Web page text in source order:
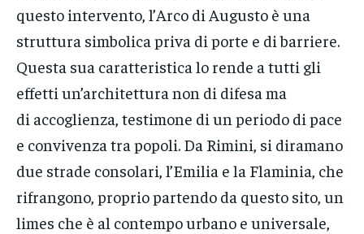
questo intervento, l’Arco di Augusto è una
struttura simbolica priva di porte e di barriere.
Questa sua caratteristica lo rende a tutti gli
effetti un’architettura non di difesa ma
di accoglienza, testimone di un periodo di pace
e convivenza tra popoli. Da Rimini, si diramano
due strade consolari, l’Emilia e la Flaminia, che
rifrangono, proprio partendo da questo sito, un
limes che è al contempo urbano e universale,